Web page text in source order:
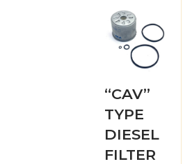
“CAV”
TYPE
DIESEL
FILTER